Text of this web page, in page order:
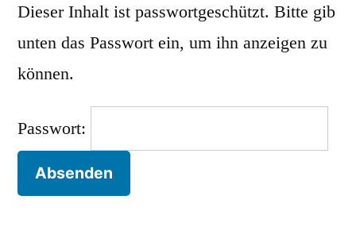
Dieser Inhalt ist passwortgeschützt. Bitte gib
unten das Passwort ein, um ihn anzeigen zu
können.
Passwort: